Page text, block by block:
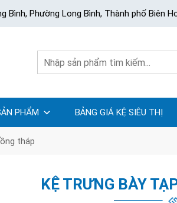
Bình, Phường Long Bình, Thành phố Biên
PHẨM BẢNG GIÁ KỆ SIÊU THỊ
tháp
KỆ TRƯNG BÀY